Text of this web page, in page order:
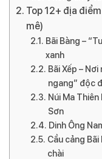
Top 12+ địa
mê)
Bãi Bàng –
xanh
Bãi Xếp –
ngang” độc
Núi Ma
Sơn
Dinh Ông
Cầu cảng Bãi
chài